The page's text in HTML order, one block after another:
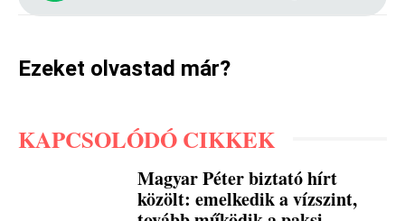
Ezeket olvastad már?
KAPCSOLÓDÓ CIKKEK
Magyar Péter biztató hírt
közölt: emelkedik a vízszint,